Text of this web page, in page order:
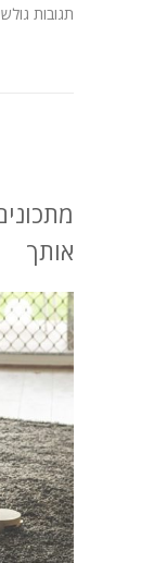
תגובות
אותך